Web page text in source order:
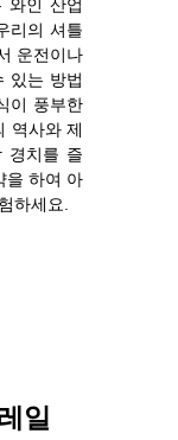
와인 산업
리의 셔틀
운전이나
있는 방법
이 풍부한
역사와 제
경치를 즐
을 하여 아
하세요.
일